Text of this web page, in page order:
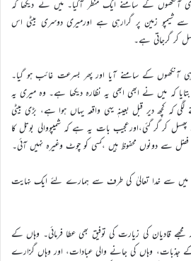
آنکھوں کے سامنے ایک منظر آگیا۔ میں نے دیکھا کہ
شیمپو زمین پر گرارہی ہے اورمیری دوسری بیٹی اس
کر گرجاتی ہے۔
آنکھوں کے سامنے آیا اور پھر بسرعت غائب ہو گیا۔
کہ میں نے ابھی ابھی یہ نظارہ دیکھا ہے۔ وہ میری یہ
کہ کچھ دیر قبل بعینہٖ یہی واقعہ یہاں ہوا ہے، بڑی بیٹی
کر گر گئی،اورعجیب بات یہ ہے کہ شمیپووالی بوتل کا
سے دونوں محفوظ ہیں ،کسی کو چوٹ وغیرہ نہیں آئی۔
میں سے خدا تعالیٰ کی طرف سے ہمارے لئے ایک نہایت
قادیان کی زیارت کی توفیق بھی عطا فرمائی۔ وہاں کے
وہاں کی جانے والی عبادات، اور وہاں گزارے